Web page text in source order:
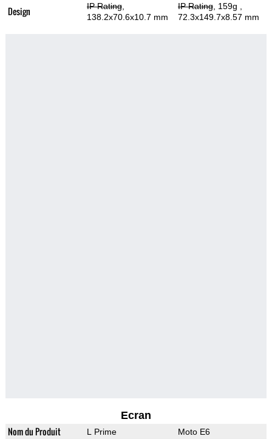
Design IP Rating,
138.2x70.6x10.7 mm
IP Rating, 159g
72.3x149.7x8.57 mm
Ecran
Nom du Produit L Prime Moto E6